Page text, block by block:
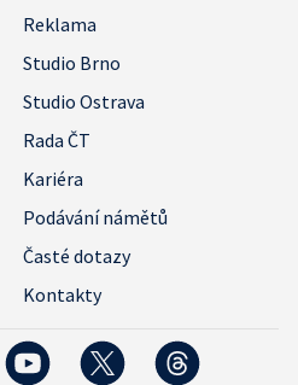
Reklama
Studio Brno
Studio Ostrava
Rada ČT
Kariéra
Podávání námětů
Časté dotazy
Kontakty